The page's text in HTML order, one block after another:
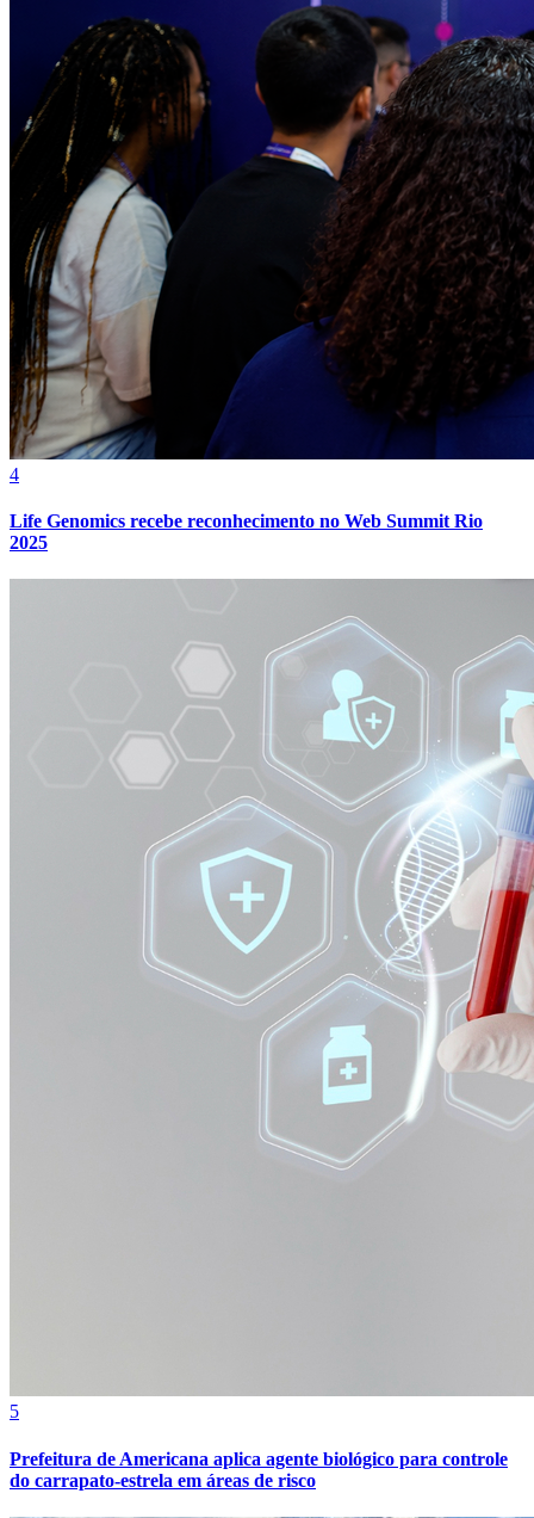
Fortaleza
Bragantino
4
Life Genomics recebe reconhecimento no Web Summit Rio
2025
5
Prefeitura de Americana aplica agente biológico para controle
do carrapato-estrela em áreas de risco